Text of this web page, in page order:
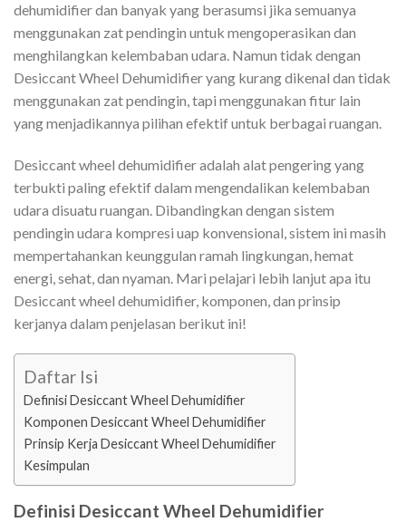
dehumidifier dan banyak yang berasumsi jika semuanya
menggunakan zat pendingin untuk mengoperasikan dan
menghilangkan kelembaban udara. Namun tidak dengan
Desiccant Wheel Dehumidifier yang kurang dikenal dan tidak
menggunakan zat pendingin, tapi menggunakan fitur lain
yang menjadikannya pilihan efektif untuk berbagai ruangan.
Desiccant wheel dehumidifier adalah alat pengering yang
terbukti paling efektif dalam mengendalikan kelembaban
udara disuatu ruangan. Dibandingkan dengan sistem
pendingin udara kompresi uap konvensional, sistem ini masih
mempertahankan keunggulan ramah lingkungan, hemat
energi, sehat, dan nyaman. Mari pelajari lebih lanjut apa itu
Desiccant wheel dehumidifier, komponen, dan prinsip
kerjanya dalam penjelasan berikut ini!
Daftar Isi
Definisi Desiccant Wheel Dehumidifier
Komponen Desiccant Wheel Dehumidifier
Prinsip Kerja Desiccant Wheel Dehumidifier
Kesimpulan
Definisi Desiccant Wheel Dehumidifier